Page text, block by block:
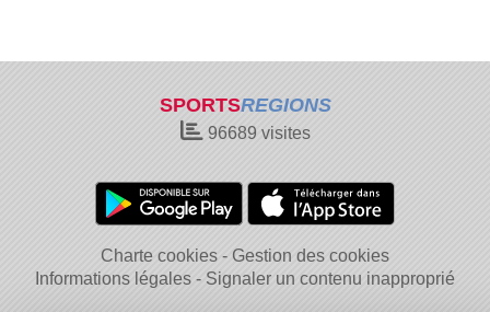
SPORTSREGIONS
96689 visites
Charte cookies
Gestion des cookies
Informations légales
Signaler un contenu inapproprié